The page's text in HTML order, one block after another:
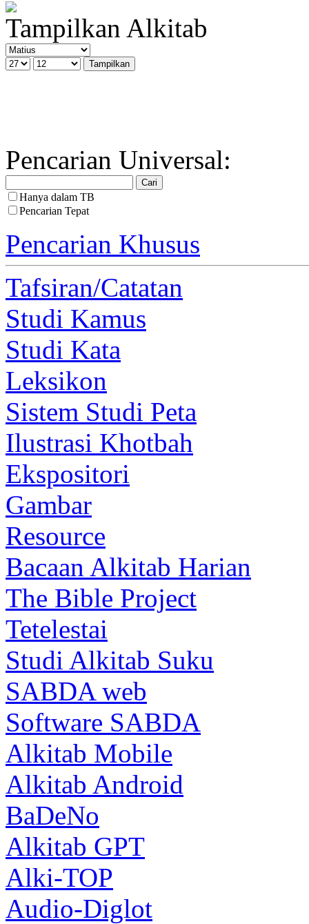
Tampilkan Alkitab
Pencarian Universal:
Hanya dalam TB
Pencarian Tepat
Pencarian Khusus
Tafsiran/Catatan
Studi Kamus
Studi Kata
Leksikon
Sistem Studi Peta
Ilustrasi Khotbah
Ekspositori
Gambar
Resource
Bacaan Alkitab Harian
The Bible Project
Tetelestai
Studi Alkitab Suku
SABDA web
Software SABDA
Alkitab Mobile
Alkitab Android
BaDeNo
Alkitab GPT
Alki-TOP
Audio-Diglot